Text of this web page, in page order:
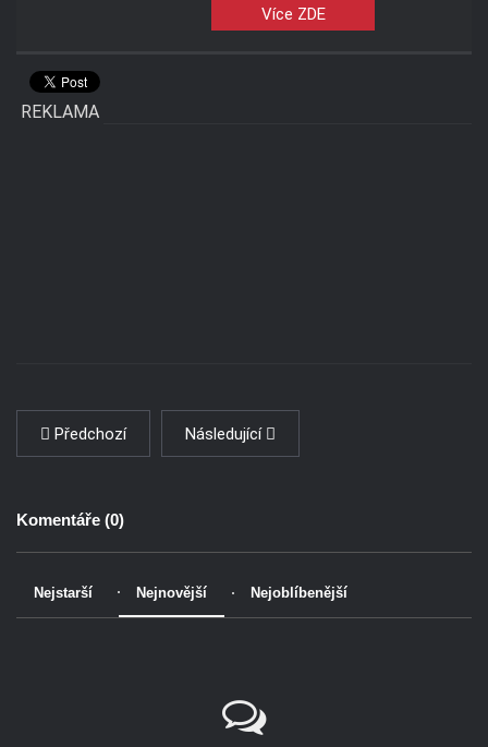
Více ZDE
REKLAMA
Předchozí Následující
Komentáře (0)
Nejstarší Nejnovější Nejoblíbenější